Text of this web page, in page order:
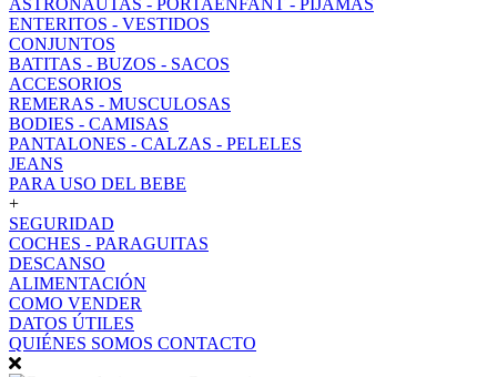
ASTRONAUTAS - PORTAENFANT - PIJAMAS
ENTERITOS - VESTIDOS
CONJUNTOS
BATITAS - BUZOS - SACOS
ACCESORIOS
REMERAS - MUSCULOSAS
BODIES - CAMISAS
PANTALONES - CALZAS - PELELES
JEANS
PARA USO DEL BEBE
+
SEGURIDAD
COCHES - PARAGUITAS
DESCANSO
ALIMENTACIÓN
COMO VENDER
DATOS ÚTILES
QUIÉNES SOMOS CONTACTO